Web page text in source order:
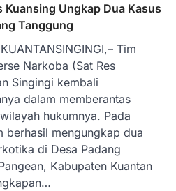
Kuansing Ungkap Dua Kasus
Tanggung
Tim
Narkoba (Sat Res
Singingi kembali
dalam memberantas
hukumnya. Pada
mengungkap dua
di Desa Padang
Kabupaten Kuantan